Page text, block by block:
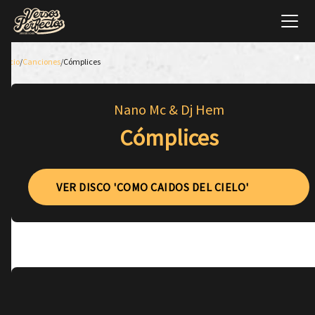
Inicio/Canciones/Cómplices
Nano Mc & Dj Hem
Cómplices
VER DISCO 'COMO CAIDOS DEL CIELO'